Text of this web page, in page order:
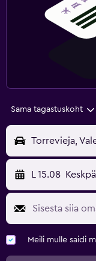
Sama tagastuskoht
Torrevieja,
L 15.08
Meili mulle saidi